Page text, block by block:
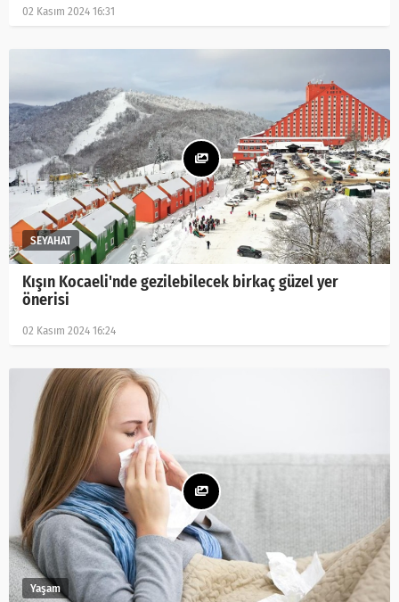
02 Kasım 2024 16:31
Kışın Kocaeli'nde gezilebilecek birkaç güzel yer
önerisi
02 Kasım 2024 16:24